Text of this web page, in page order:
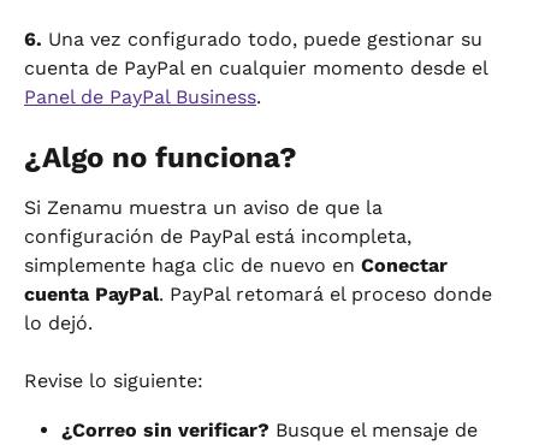
6. Una vez configurado todo, puede gestionar su
cuenta de PayPal en cualquier momento desde el
Panel de PayPal Business.
¿Algo no funciona?
Si Zenamu muestra un aviso de que la
configuración de PayPal está incompleta,
simplemente haga clic de nuevo en Conectar
cuenta PayPal. PayPal retomará el proceso donde
lo dejó.
Revise lo siguiente:
¿Correo sin verificar? Busque el mensaje de